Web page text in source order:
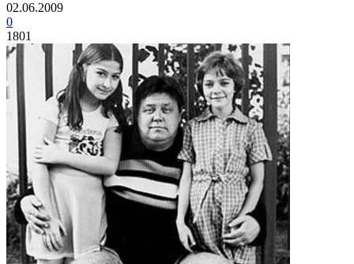
02.06.2009
0
1801